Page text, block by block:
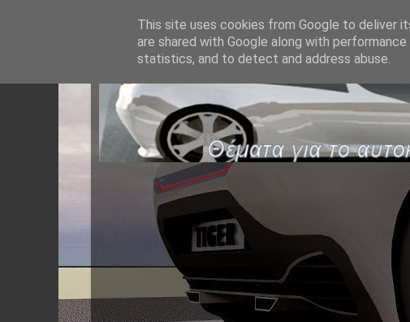
This site uses cookies from Google to deliver
are shared with Google along with
statistics, and to detect and address abuse.